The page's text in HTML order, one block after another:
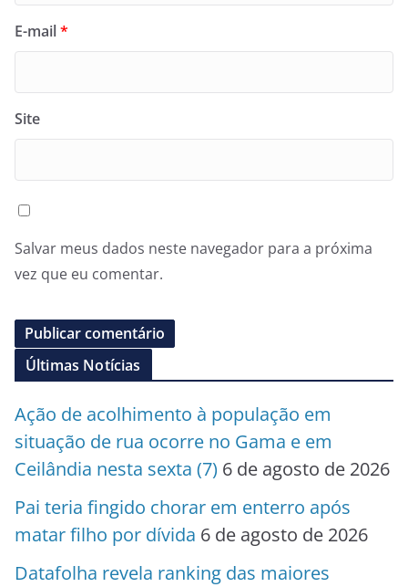
E-mail*
Site
Salvar meus dados neste navegador para a próxima
vez que eu comentar.
Últimas Notícias
Ação de acolhimento à população em
situação de rua ocorre no Gama e em
Ceilândia nesta sexta (7) 6 de agosto de 2026
Pai teria fingido chorar em enterro após
matar filho por dívida 6 de agosto de 2026
Datafolha revela ranking das maiores